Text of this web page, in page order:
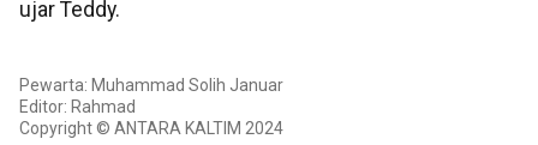
ujar Teddy.
Pewarta: Muhammad Solih Januar
Editor: Rahmad
Copyright © ANTARA KALTIM 2024